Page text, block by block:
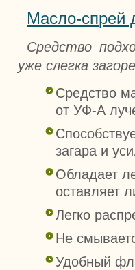
Масло-спрей
Средство
уже слегка
Средство
от УФ-А
загара и
Обладает
оставляет
Легко
Не
Удобный